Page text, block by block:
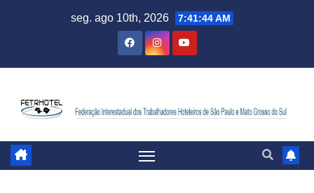
seg. ago 10th, 2026 7:41:45 AM